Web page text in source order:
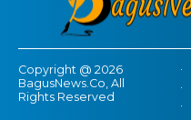
Copyright @ 2026
BagusNews.Co, All
Rights Reserved